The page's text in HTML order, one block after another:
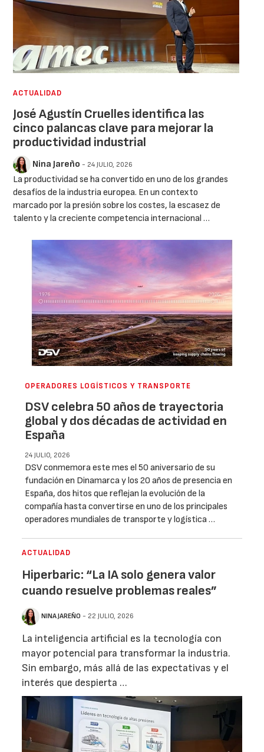
ACTUALIDAD
José Agustín Cruelles identifica las
cinco palancas clave para mejorar la
productividad industrial
Nina Jareño - 24 JULIO, 2026
La productividad se ha convertido en uno de los grandes
desafíos de la industria europea. En un contexto
marcado por la presión sobre los costes, la escasez de
talento y la creciente competencia internacional …
OPERADORES LOGÍSTICOS Y TRANSPORTE
DSV celebra 50 años de trayectoria
global y dos décadas de actividad en
España
24 JULIO, 2026
DSV conmemora este mes el 50 aniversario de su
fundación en Dinamarca y los 20 años de presencia en
España, dos hitos que reflejan la evolución de la
compañía hasta convertirse en uno de los principales
operadores mundiales de transporte y logística …
ACTUALIDAD
Hiperbaric: “La IA solo genera valor
cuando resuelve problemas reales”
NINA JAREÑO - 22 JULIO, 2026
La inteligencia artificial es la tecnología con
mayor potencial para transformar la industria.
Sin embargo, más allá de las expectativas y el
interés que despierta …